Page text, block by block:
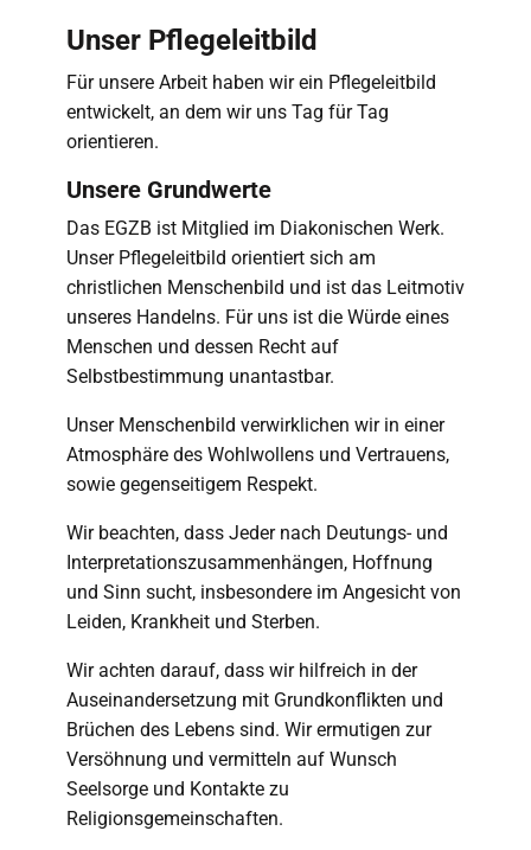
Unser Pflegeleitbild
Für unsere Arbeit haben wir ein Pflegeleitbild
entwickelt, an dem wir uns Tag für Tag
orientieren.
Unsere Grundwerte
Das EGZB ist Mitglied im Diakonischen Werk.
Unser Pflegeleitbild orientiert sich am
christlichen Menschenbild und ist das Leitmotiv
unseres Handelns. Für uns ist die Würde eines
Menschen und dessen Recht auf
Selbstbestimmung unantastbar.
Unser Menschenbild verwirklichen wir in einer
Atmosphäre des Wohlwollens und Vertrauens,
sowie gegenseitigem Respekt.
Wir beachten, dass Jeder nach Deutungs- und
Interpretationszusammenhängen, Hoffnung
und Sinn sucht, insbesondere im Angesicht von
Leiden, Krankheit und Sterben.
Wir achten darauf, dass wir hilfreich in der
Auseinandersetzung mit Grundkonflikten und
Brüchen des Lebens sind. Wir ermutigen zur
Versöhnung und vermitteln auf Wunsch
Seelsorge und Kontakte zu
Religionsgemeinschaften.